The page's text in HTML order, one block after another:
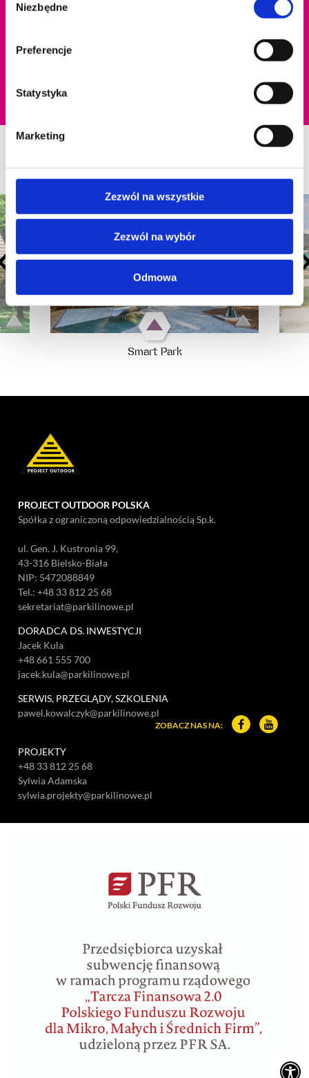
zgody
Niezbędne
Preferencje
Statystyka
Marketing
Zezwól na wszystkie
Zezwól na wybór
Odmowa
Smart Park
ZOBACZ NAS NA: Facebook –
PROJECT OUTDOOR POLSKA
Spółka z ograniczoną odpowiedzialnością Sp.k.
ul. Gen. J. Kustronia 99,
43-316 Bielsko-Biała
NIP: 5472088849
Tel.:+48 33 812 25 68
sekretariat@parkilinowe.pl
DORADCA DS. INWESTYCJI
Jacek Kula
+48 661 555 700
jacek.kula@parkilinowe.pl
SERWIS, PRZEGLĄDY, SZKOLENIA
pawel.kowalczyk@parkilinowe.pl
PROJEKTY
+48 33 812 25 68
Sylwia Adamska
sylwia.projekty@parkilinowe.pl